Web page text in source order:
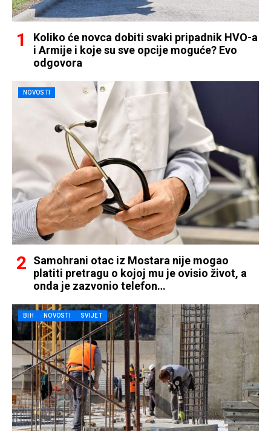
Koliko će novca dobiti svaki pripadnik HVO-a
i Armije i koje su sve opcije moguće? Evo
odgovora
NOVOSTI
Samohrani otac iz Mostara nije mogao
platiti pretragu o kojoj mu je ovisio život, a
onda je zazvonio telefon…
BIH NOVOSTI SVIJET